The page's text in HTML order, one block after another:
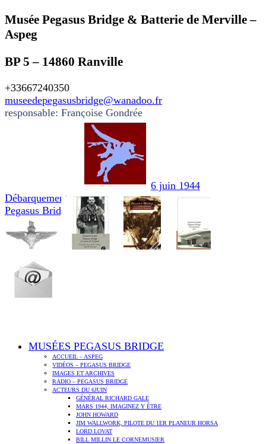
Musée Pegasus Bridge & Batterie de Merville –
Aspeg
BP 5 – 14860 Ranville
+33667240350
museedepegasusbridge@wanadoo.fr
responsable: Françoise Gondrée
6 juin 1944
Débarquement
Pegasus Bridge
MUSÉES PEGASUS BRIDGE
ACCUEIL – ASPEG
VIDÉOS – PEGASUS BRIDGE
IMAGES ET ARCHIVES
RADIO – PEGASUS BRIDGE
ACTEURS DU 6JUIN
GÉNÉRAL RICHARD GALE
MARS 1944, IMAGINEZ Y ÊTRE
JOHN HOWARD
JIM WALLWORK, PILOTE DU 1ER PLANEUR HORSA
LORD LOVAT
BILL MILLIN LE CORNEMUSIER